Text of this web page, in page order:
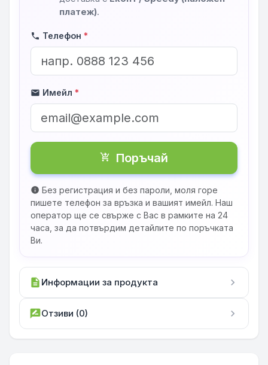
платеж).
phone Телефон *
mail Имейл *
shopping_cart_checkout Поръчай
info Без регистрация и без пароли, моля горе
пишете телефон за връзка и вашият имейл. Наш
оператор ще се свърже с Вас в рамките на 24
часа, за да потвърдим детайлите по поръчката
Ви.
description Информации за продукта chevron_right
rate_reviewОтзиви (0) chevron_right